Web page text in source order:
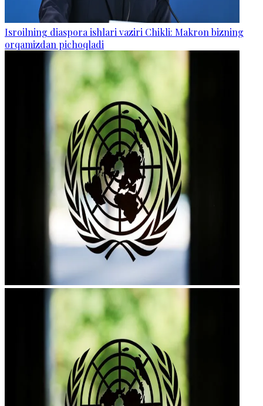
Isroilning diaspora ishlari vaziri Chikli: Makron bizning
orqamizdan pichoqladi